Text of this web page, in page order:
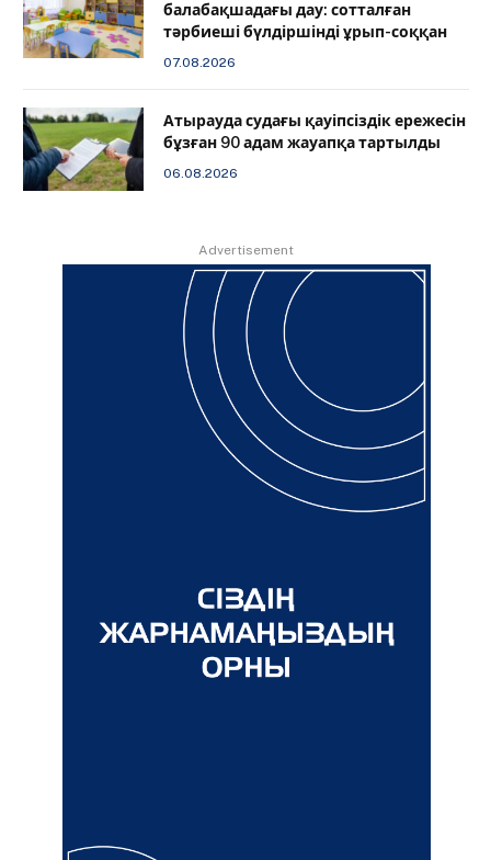
балабақшадағы дау: сотталған
тәрбиеші бүлдіршінді ұрып-соққан
07.08.2026
Атырауда судағы қауіпсіздік ережесін
бұзған 90 адам жауапқа тартылды
06.08.2026
Advertisement